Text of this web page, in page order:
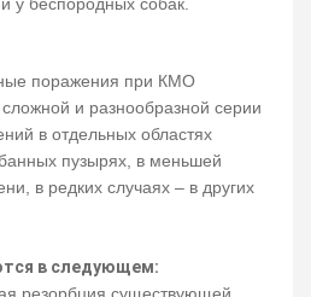
у беспородных собак.
поражения при КMO
и разнообразной серии
в отдельных областях
пузырях, в меньшей
в редких случаях – в других
в следующем: